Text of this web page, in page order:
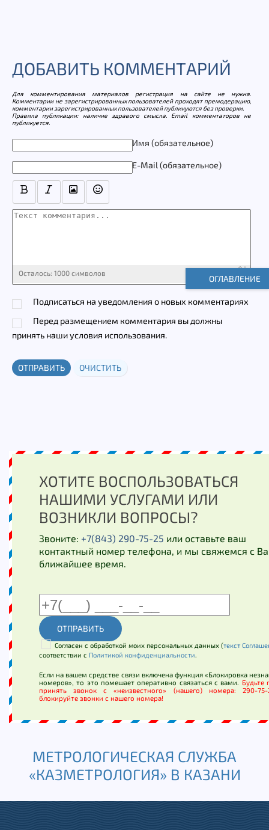
ДОБАВИТЬ КОММЕНТАРИЙ
Для комментирования материалов регистрация на сайте не нужна.
Комментарии не зарегистрированных пользователей проходят премодерацию,
комментарии зарегистрированных пользователей публикуются без проверки.
Правила публикации: наличие здравого смысла. Email комментаторов не
публикуется.
Имя (обязательное)
E-Mail (обязательное)
Текст комментария
Осталось: 1000 символов
Подписаться на уведомления о новых комментариях
Перед размещением комментария вы должны
принять наши условия использования.
ОТПРАВИТЬ ОЧИСТИТЬ
ХОТИТЕ ВОСПОЛЬЗОВАТЬСЯ
НАШИМИ УСЛУГАМИ ИЛИ
ВОЗНИКЛИ ВОПРОСЫ?
Звоните: +7(843) 290-75-25 или оставьте ваш
контактный номер телефона, и мы свяжемся с
ближайшее время.
ОТПРАВИТЬ
Согласен с обработкой моих персональных данных (текст
соответствии с Политикой конфиденциальности.
Если на вашем средстве связи включена функция «Блокировка
номеров», то это помешает оперативно связаться с вами. Будьте
принять звонок с «неизвестного» (нашего) номера: 290-
блокируйте звонки с нашего номера!
МЕТРОЛОГИЧЕСКАЯ СЛУЖБА
«КАЗМЕТРОЛОГИЯ» В КАЗАНИ
ОГЛАВЛЕНИЕ